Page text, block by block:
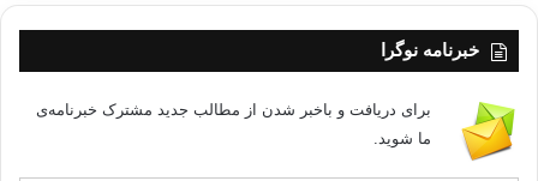
خبرنامه نوگرا
برای دریافت و باخبر شدن از مطالب جدید مشترک خبرنامه‌ی
ما شوید.